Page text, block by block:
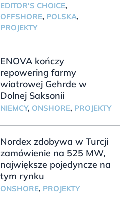
EDITOR'S CHOICE,
OFFSHORE, POLSKA,
PROJEKTY
ENOVA kończy
repowering farmy
wiatrowej Gehrde w
Dolnej Saksonii
NIEMCY, ONSHORE, PROJEKTY
Nordex zdobywa w Turcji
zamówienie na 525 MW,
największe pojedyncze na
tym rynku
ONSHORE, PROJEKTY